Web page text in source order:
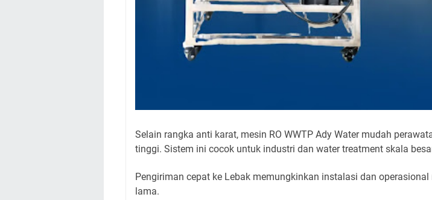
Selain rangka anti karat, mesin RO WWTP Ady Water mudah
tinggi. Sistem ini cocok untuk industri dan water treatment skala
Pengiriman cepat ke Lebak memungkinkan instalasi dan
lama.